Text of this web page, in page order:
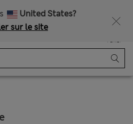
United States?
sur le site
Panier